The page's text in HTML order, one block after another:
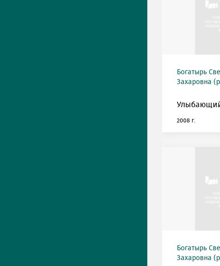
Богатырь
Захаровна
2008 г.
Богатырь
Захаровна